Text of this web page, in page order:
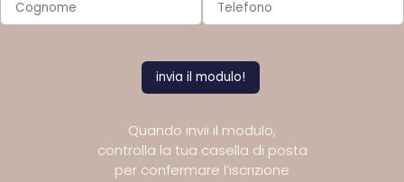
Quando invii il modulo,
controlla la tua casella di posta
per confermare l’iscrizione